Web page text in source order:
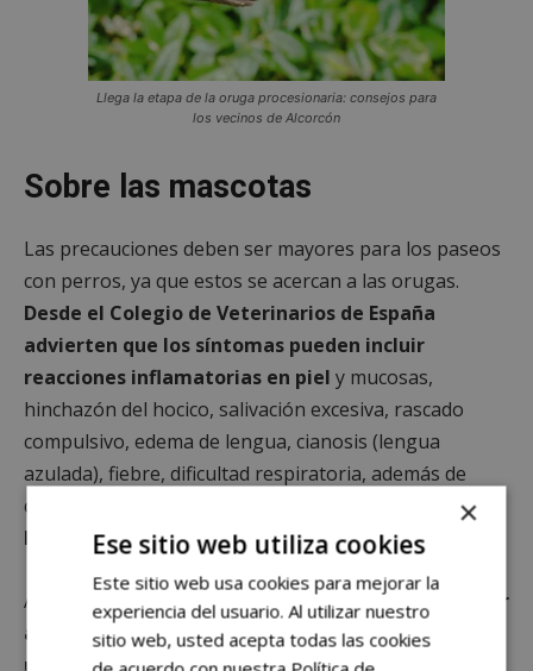
Llega la etapa de la oruga procesionaria: consejos para
los vecinos de Alcorcón
Sobre las mascotas
Las precauciones deben ser mayores para los paseos
con perros, ya que estos se acercan a las orugas.
Desde el Colegio de Veterinarios de España
advierten que los síntomas pueden incluir
reacciones inflamatorias en piel y mucosas,
hinchazón del hocico, salivación excesiva, rascado
compulsivo, edema de lengua, cianosis (lengua
azulada), fiebre, dificultad respiratoria, además de
conjuntivitis, úlceras corneales y
lengua que podrían derivar en necrosis.
Aun así, ante la más mínima sospecha,
hay que acudir
al centro veterinario más cercano de forma
urgente.
×
Ese sitio web utiliza cookies
Este sitio web usa cookies para mejorar la
experiencia del usuario. Al utilizar nuestro
sitio web, usted acepta todas las cookies